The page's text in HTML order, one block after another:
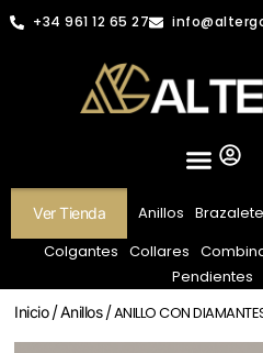
+34 961 12 65 27
Ver Tienda Anillos
Colgantes Collares
Pendientes
Inicio/Anillos/ ANILLO CON